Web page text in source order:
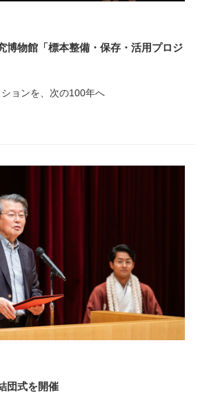
博物館「標本整備・保存・活用プロジ
ョンを、次の100年へ
団式を開催